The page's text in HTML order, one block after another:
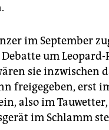
im September
um Leopard-
sie inzwischen
freigegeben, erst
also im
im Schlamm